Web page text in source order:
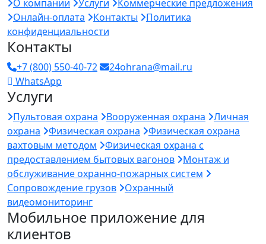
О компании Услуги
Коммерческие предложения
Онлайн-оплата
Контакты
Политика
конфиденциальности
Контакты
+7 (800) 550-40-72
24ohrana@mail.ru
WhatsApp
Услуги
Пультовая охрана Вооруженная охрана
Личная
охрана
Физическая охрана
Физическая охрана
вахтовым методом
Физическая охрана с
предоставлением бытовых вагонов
Монтаж и
обслуживание охранно-пожарных систем
Сопровождение грузов
Охранный
видеомониторинг
Мобильное приложение для
клиентов